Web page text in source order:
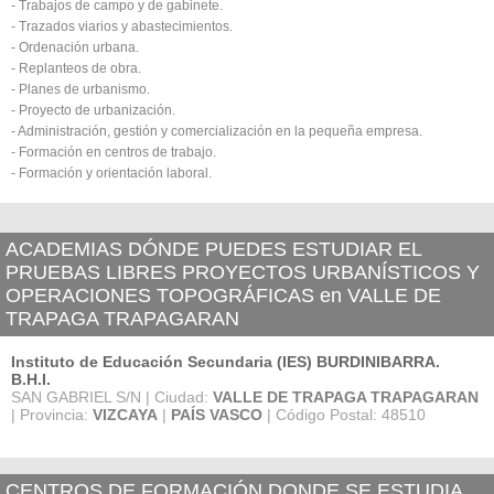
- Trabajos de campo y de gabinete.
- Trazados viarios y abastecimientos.
- Ordenación urbana.
- Replanteos de obra.
- Planes de urbanismo.
- Proyecto de urbanización.
- Administración, gestión y comercialización en la pequeña empresa.
- Formación en centros de trabajo.
- Formación y orientación laboral.
ACADEMIAS DÓNDE PUEDES ESTUDIAR EL
PRUEBAS LIBRES PROYECTOS URBANÍSTICOS Y
OPERACIONES TOPOGRÁFICAS en VALLE DE
TRAPAGA TRAPAGARAN
Instituto de Educación Secundaria (IES) BURDINIBARRA.
B.H.I.
SAN GABRIEL S/N | Ciudad: VALLE DE TRAPAGA TRAPAGARAN
| Provincia: VIZCAYA | PAÍS VASCO | Código Postal: 48510